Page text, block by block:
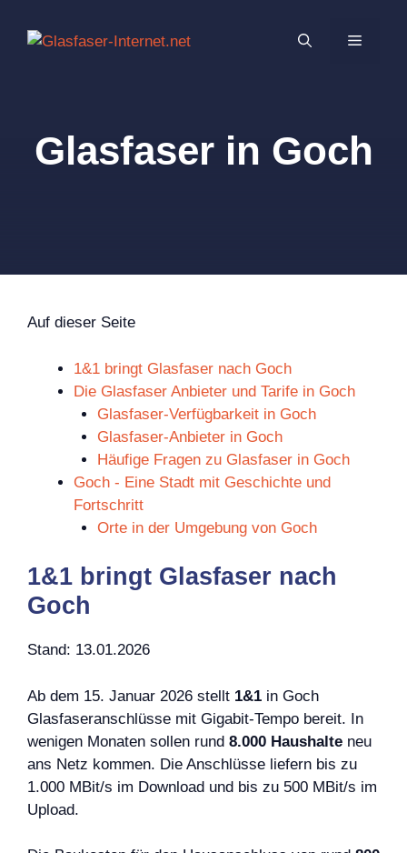
Inhalt
MENÜ
Glasfaser in Goch
Auf dieser Seite
1&1 bringt Glasfaser nach Goch
Die Glasfaser Anbieter und Tarife in Goch
Glasfaser-Verfügbarkeit in Goch
Glasfaser-Anbieter in Goch
Häufige Fragen zu Glasfaser in Goch
Goch - Eine Stadt mit Geschichte und
Fortschritt
Orte in der Umgebung von Goch
1&1 bringt Glasfaser nach
Goch
Stand: 13.01.2026
Ab dem 15. Januar 2026 stellt 1&1 in Goch
Glasfaseranschlüsse mit Gigabit-Tempo bereit. In
wenigen Monaten sollen rund 8.000 Haushalte neu
ans Netz kommen. Die Anschlüsse liefern bis zu
1.000 MBit/s im Download und bis zu 500 MBit/s im
Upload.